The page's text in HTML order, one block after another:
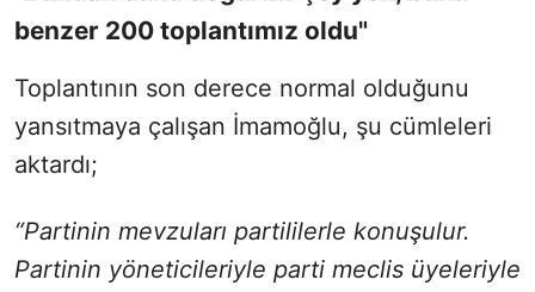
benzer 200 toplantımız oldu"
Toplantının son derece normal olduğunu
yansıtmaya çalışan İmamoğlu, şu cümleleri
aktardı;
“Partinin mevzuları partililerle konuşulur.
Partinin yöneticileriyle parti meclis üyeleriyle